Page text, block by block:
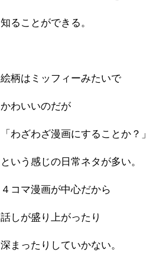
知ることができる。
絵柄はミッフィーみたいで
かわいいのだが
「わざわざ漫画にすることか？」
という感じの日常ネタが多い。
４コマ漫画が中心だから
話しが盛り上がったり
深まったりしていかない。